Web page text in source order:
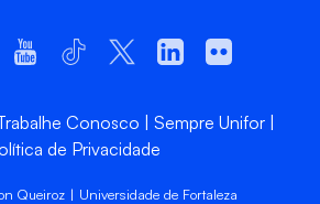
Conosco
Sempre Unifor
de Privacidade
Queiroz | Universidade de Fortaleza